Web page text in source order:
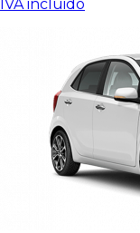
IVA incluido